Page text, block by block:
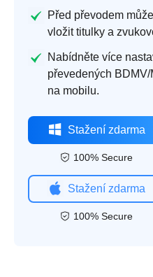
Před převodem
vložit titulky a
Nabídněte více
převedených
na mobilu.
Stažení zdarma
100% Secure
Stažení zdarma
100% Secure